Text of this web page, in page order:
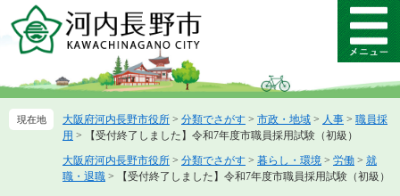
ー
先
ニ
を
メ
ニ
ー
大阪府河内長野市役所 > 分類でさがす > 市政・地域 > 人事 > 職員採
用 >
【受付終了しました】令和7年度市職員採用試験（初級）
大阪府河内長野市役所 > 分類でさがす > 暮らし・環境 > 労働 > 就
職・退職 > 【受付終了しました】令和7年度市職員採用試験（初級）